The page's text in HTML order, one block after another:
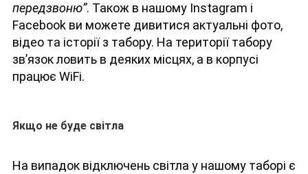
передзвоню”. Також в нашому Instagram і
Facebook ви можете дивитися актуальні фото,
відео та історії з табору. На території табору
зв’язок ловить в деяких місцях, а в корпусі
працює WiFi.
Якщо не буде світла
На випадок відключень світла у нашому таборі є